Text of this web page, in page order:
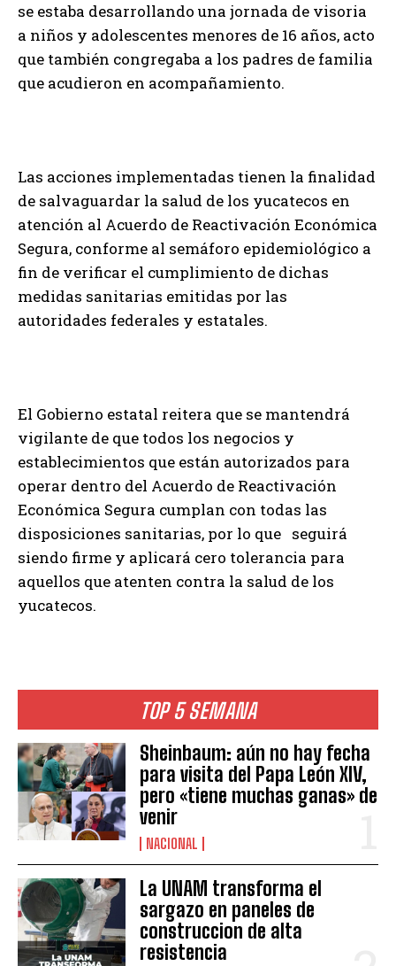
TOP 5 SEMANA
Sheinbaum: aún no hay fecha
para visita del Papa León XIV,
pero «tiene muchas ganas» de
venir
NACIONAL
La UNAM transforma el
sargazo en paneles de
construccion de alta
resistencia
se estaba desarrollando una jornada de visoria
a niños y adolescentes menores de 16 años, acto
que también congregaba a los padres de familia
que acudieron en acompañamiento.
Las acciones implementadas tienen la finalidad
de salvaguardar la salud de los yucatecos en
atención al Acuerdo de Reactivación Económica
Segura, conforme al semáforo epidemiológico a
fin de verificar el cumplimiento de dichas
medidas sanitarias emitidas por las
autoridades federales y estatales.
El Gobierno estatal reitera que se mantendrá
vigilante de que todos los negocios y
establecimientos que están autorizados para
operar dentro del Acuerdo de Reactivación
Económica Segura cumplan con todas las
disposiciones sanitarias, por lo que seguirá
siendo firme y aplicará cero tolerancia para
aquellos que atenten contra la salud de los
yucatecos.